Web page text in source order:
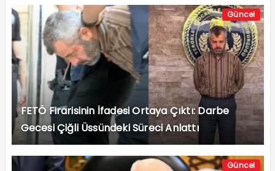
Güncel
FETÖ Firarisinin İfadesi Ortaya Çıktı: Darbe
Gecesi Çiğli Üssündeki Süreci Anlattı
Güncel